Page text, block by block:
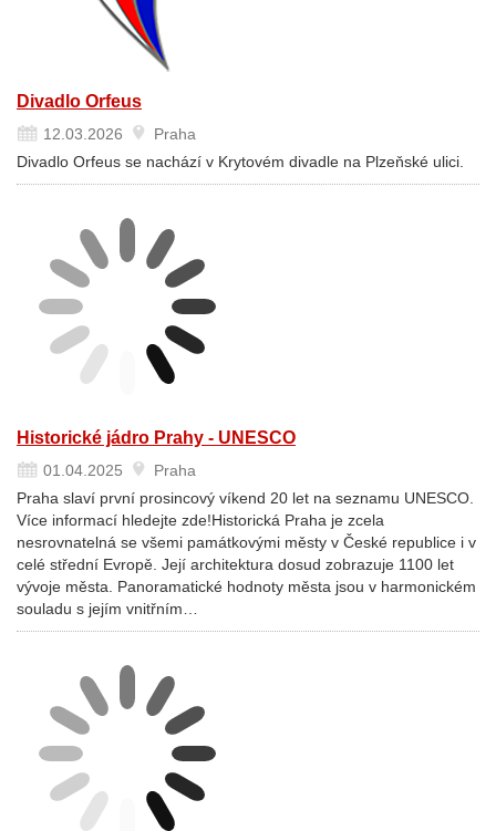
Divadlo Orfeus
12.03.2026
Praha
Divadlo Orfeus se nachází v Krytovém divadle na Plzeňské ulici.
Historické jádro Prahy - UNESCO
01.04.2025
Praha
Praha slaví první prosincový víkend 20 let na seznamu UNESCO.
Více informací hledejte zde!Historická Praha je zcela
nesrovnatelná se všemi památkovými městy v České republice i v
celé střední Evropě. Její architektura dosud zobrazuje 1100 let
vývoje města. Panoramatické hodnoty města jsou v harmonickém
souladu s jejím vnitřním…